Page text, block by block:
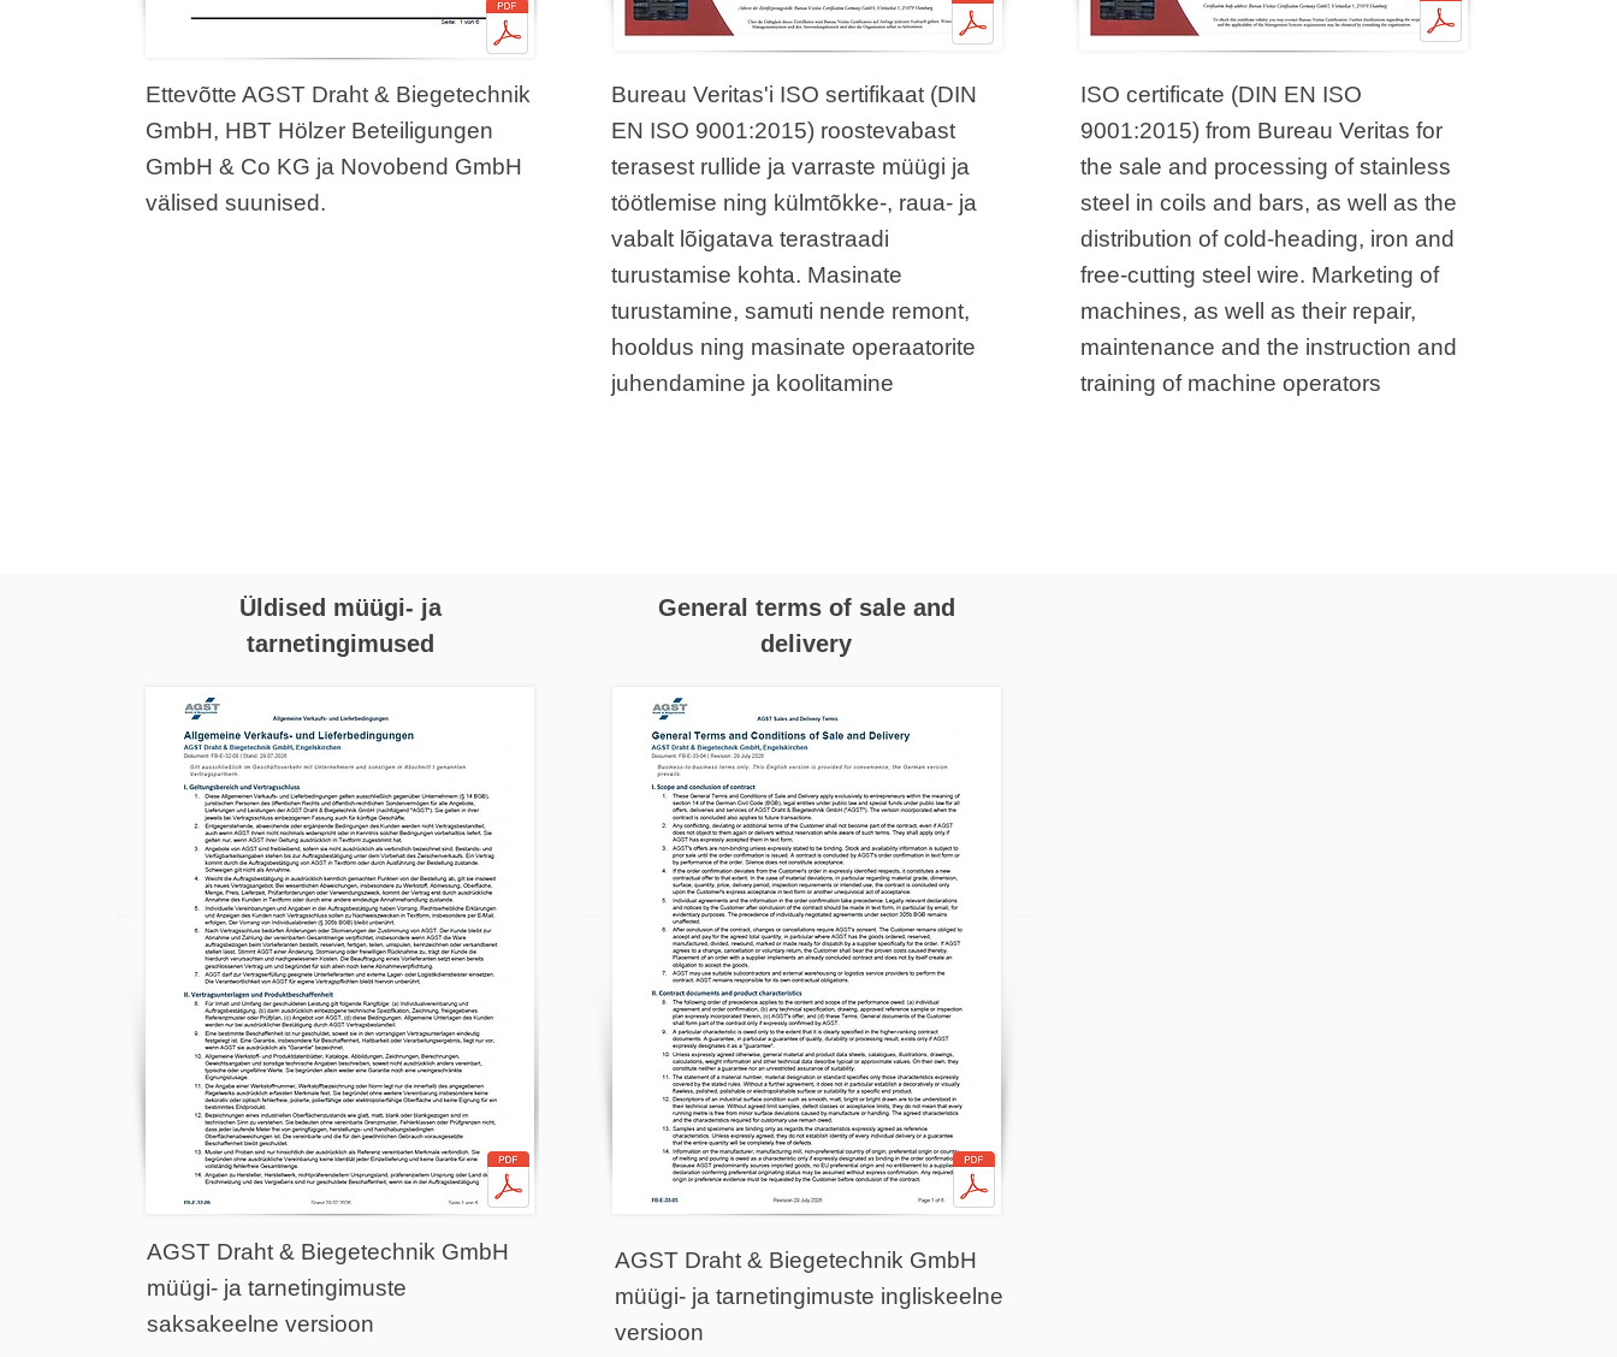
Ettevõtte AGST Draht & Biegetechnik
GmbH, HBT Hölzer Beteiligungen
GmbH & Co KG ja Novobend GmbH
välised suunised.
Bureau Veritas'i ISO sertifikaat (DIN
EN ISO 9001:2015) roostevabast
terasest rullide ja varraste müügi ja
töötlemise ning külmtõkke-, raua- ja
vabalt lõigatava terastraadi
turustamise kohta. Masinate
turustamine, samuti nende remont,
hooldus ning masinate operaatorite
juhendamine ja koolitamine
ISO certificate (DIN EN ISO
9001:2015) from Bureau Veritas for
the sale and processing of stainless
steel in coils and bars, as well as the
distribution of cold-heading, iron and
free-cutting steel wire. Marketing of
machines, as well as their repair,
maintenance and the instruction and
training of machine operators
Üldised müügi- ja
tarnetingimused
AGST Draht & Biegetechnik GmbH
müügi- ja tarnetingimuste
saksakeelne versioon
General terms of sale and
delivery
AGST Draht & Biegetechnik GmbH
müügi- ja tarnetingimuste ingliskeelne
versioon